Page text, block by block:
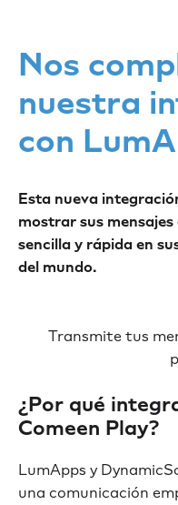
Nos
nuestra
con
Esta nueva
mostrar sus
sencilla y rápida en
del mundo.
Transmite tus
¿Por qué
Comeen Play?
LumApps y
una comunicación